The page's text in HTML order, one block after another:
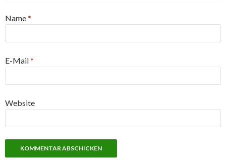
Name*
E-Mail*
Website